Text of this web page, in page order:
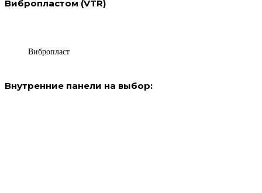
Вибропластом (VTR)
Вибропласт
Внутренние панели на выбор: